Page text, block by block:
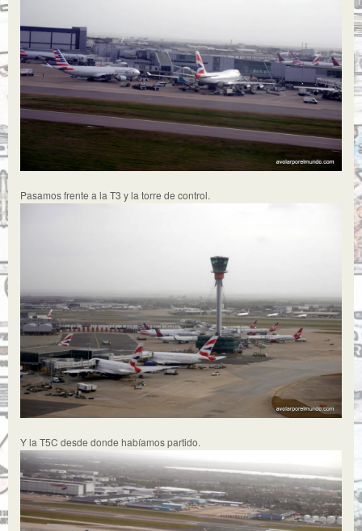
Pasamos frente a la T3 y la torre de control.
Y la T5C desde donde habíamos partido.